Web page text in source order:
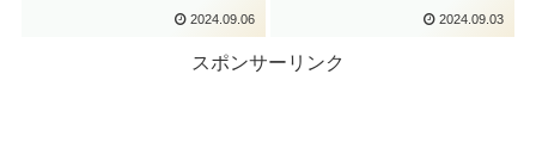
2024.09.06 2024.09.03
スポンサーリンク